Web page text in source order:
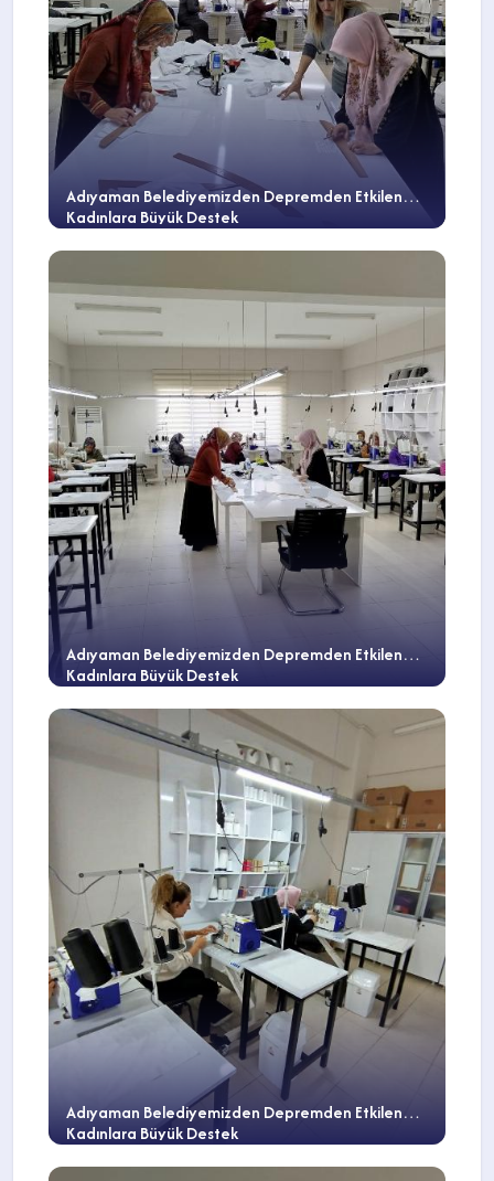
Adıyaman Belediyemizden Depremden Etkilenen
Kadınlara Büyük Destek
Adıyaman Belediyemizden Depremden Etkilenen
Kadınlara Büyük Destek
Adıyaman Belediyemizden Depremden Etkilenen
Kadınlara Büyük Destek